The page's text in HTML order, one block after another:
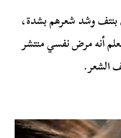
وشد شعرهم بشدة،
أنه مرض نفسي منتشر
الشعر.